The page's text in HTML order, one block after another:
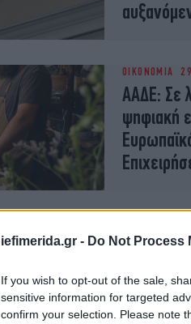
iefimerida.gr - Do Not Process
If you wish to opt-out of the sale,
sensitive information for targeted
confirm your selection. Please note
ΟΙΚΟΝΟΜΙΑ
ΑΑΔΕ: Σε
ψηφιακή
ΟΙΚΟΝΟΜΙΑ
εκατ.